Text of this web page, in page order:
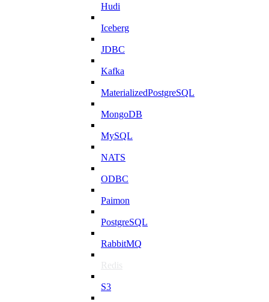
Hudi
Iceberg
JDBC
Kafka
MaterializedPostgreSQL
MongoDB
MySQL
NATS
ODBC
Paimon
PostgreSQL
RabbitMQ
Redis
S3